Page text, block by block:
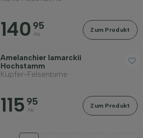
140 95
Ab
Zum Produkt
Amelanchier lamarckii
Hochstamm
Kupfer-Felsenbirne
115 95
Ab
Zum Produkt